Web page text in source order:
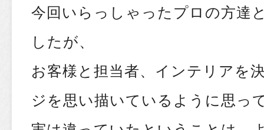
今回いらっしゃったプロの方達
したが、
お客様と担当者、インテリアを
ジを思い描いているように思っ